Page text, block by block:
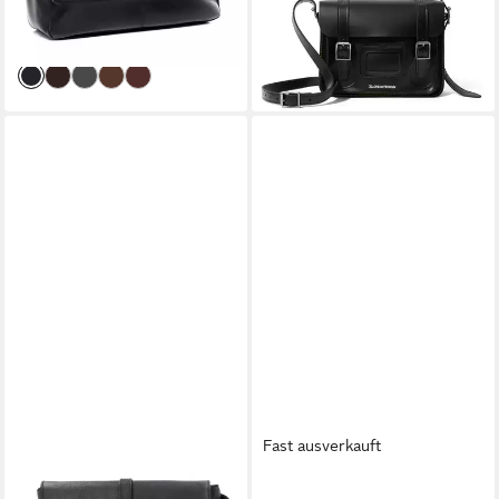
-24% lieferbar - in 1-2 Werktagen bei dir
BURKELY
Fast ausverkauft